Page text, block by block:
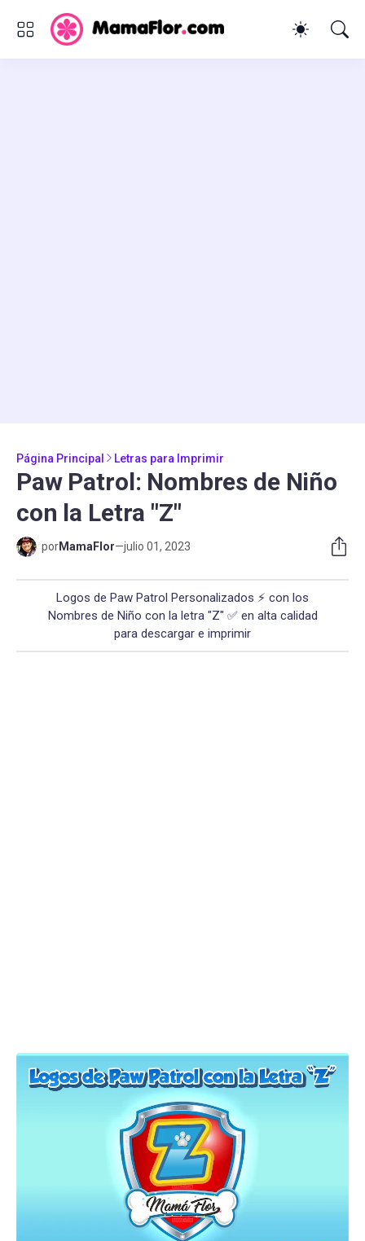
Página Principal Letras para Imprimir
Paw Patrol: Nombres de Niño
con la Letra "Z"
porMamaFlor—julio 01, 2023
Logos de Paw Patrol Personalizados ⚡ con los
Nombres de Niño con la letra "Z" ✅ en alta calidad
para descargar e imprimir